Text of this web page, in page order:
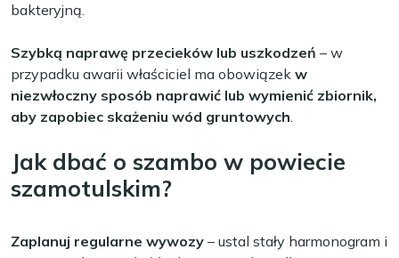
bakteryjną.
Szybką naprawę przecieków lub uszkodzeń – w
przypadku awarii właściciel ma obowiązek w
niezwłoczny sposób naprawić lub wymienić zbiornik,
aby zapobiec skażeniu wód gruntowych.
Jak dbać o szambo w powiecie
szamotulskim?
Zaplanuj regularne wywozy – ustal stały harmonogram i